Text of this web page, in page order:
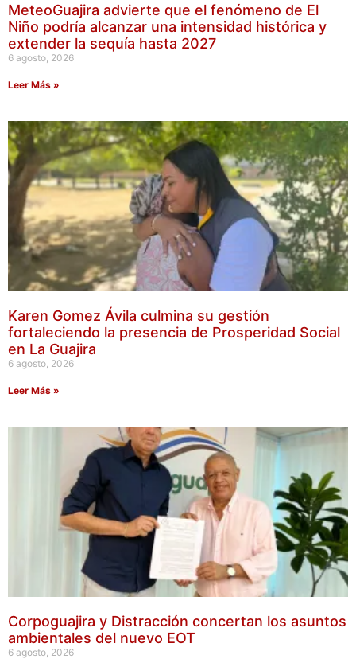
MeteoGuajira advierte que el fenómeno de El
Niño podría alcanzar una intensidad histórica y
extender la sequía hasta 2027
6 agosto, 2026
Leer Más »
Karen Gomez Ávila culmina su gestión
fortaleciendo la presencia de Prosperidad Social
en La Guajira
6 agosto, 2026
Leer Más »
Corpoguajira y Distracción concertan los asuntos
ambientales del nuevo EOT
6 agosto, 2026